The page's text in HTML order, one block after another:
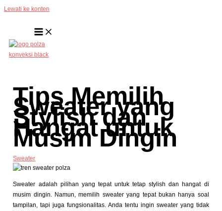
Lewati ke konten
Tips Memilih
Sweater yang
Stylish dan
Hangat untuk
Musim Dingin
Sweater
Sweater adalah pilihan yang tepat untuk tetap stylish dan hangat di
musim dingin. Namun, memilih sweater yang tepat bukan hanya soal
tampilan, tapi juga fungsionalitas. Anda tentu ingin sweater yang tidak